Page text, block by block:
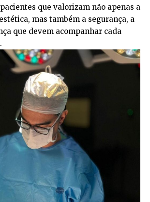
que valorizam não apenas a
mas também a segurança, a
que devem acompanhar cada